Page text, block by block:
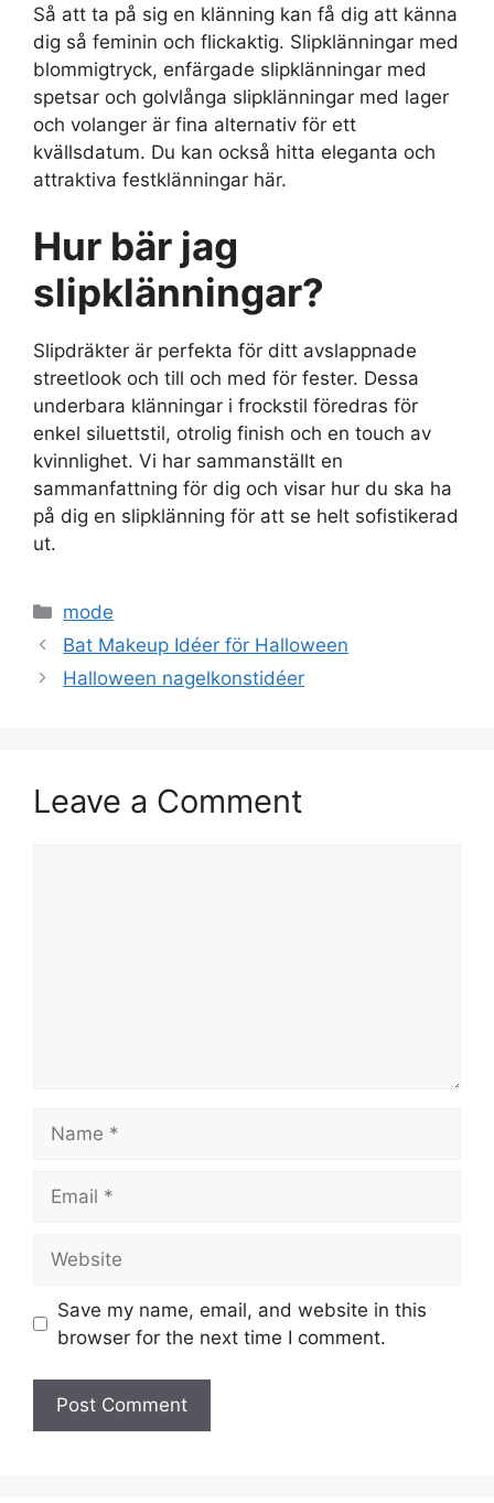
Så att ta på sig en klänning kan få dig att känna
dig så feminin och flickaktig. Slipklänningar med
blommigtryck, enfärgade slipklänningar med
spetsar och golvlånga slipklänningar med lager
och volanger är fina alternativ för ett
kvällsdatum. Du kan också hitta eleganta och
attraktiva festklänningar här.
Hur bär jag
slipklänningar?
Slipdräkter är perfekta för ditt avslappnade
streetlook och till och med för fester. Dessa
underbara klänningar i frockstil föredras för
enkel siluettstil, otrolig finish och en touch av
kvinnlighet. Vi har sammanställt en
sammanfattning för dig och visar hur du ska ha
på dig en slipklänning för att se helt sofistikerad
ut.
Categories
mode
Bat Makeup Idéer för Halloween
Halloween nagelkonstidéer
Leave a Comment
Save my name, email, and website in this
browser for the next time I comment.